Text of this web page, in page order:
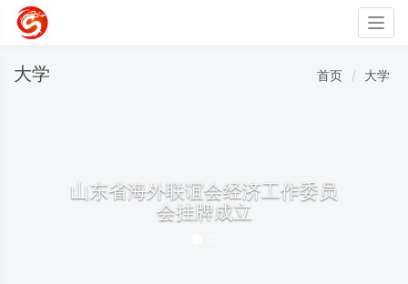
大学 首页 大学
山东省海外联谊会经济工作委员
会挂牌成立